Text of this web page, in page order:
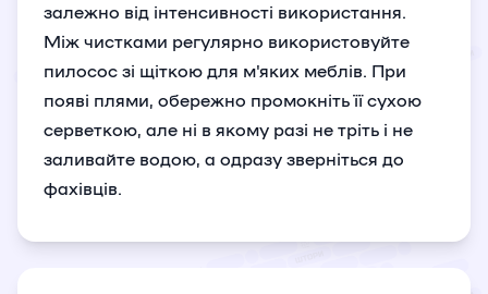
залежно від інтенсивності використання.
Між чистками регулярно використовуйте
пилосос зі щіткою для м'яких меблів. При
появі плями, обережно промокніть її сухою
серветкою, але ні в якому разі не тріть і не
заливайте водою, а одразу зверніться до
фахівців.